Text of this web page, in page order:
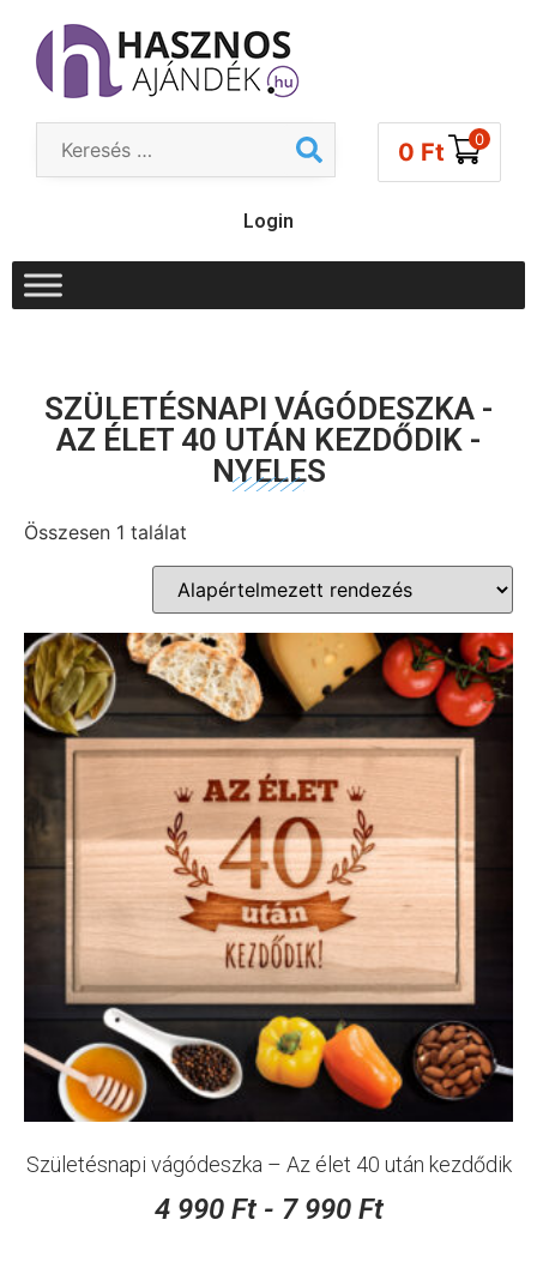
0 Ft 0
Login
SZÜLETÉSNAPI VÁGÓDESZKA -
AZ ÉLET 40 UTÁN KEZDŐDIK -
NYELES
Összesen 1 találat
Születésnapi vágódeszka – Az élet 40 után kezdődik
4 990 Ft- 7 990 Ft